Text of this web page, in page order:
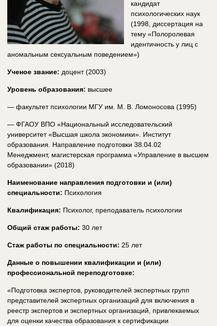
кандидат
психологических наук
(1998, диссертация на
тему «Полоролевая
идентичность у лиц с
аномальным сексуальным поведением»)
Ученое звание: доцент (2003)
Уровень образования: высшее
— факультет психологии МГУ им. М. В. Ломоносова (1995)
— ФГАОУ ВПО «Национальный исследовательский
университет «Высшая школа экономики». Институт
образования. Направление подготовки 38.04.02
Менеджмент, магистерская программа «Управление в высшем
образовании» (2018)
Наименование направления подготовки и (или)
специальности: Психология
Квалификация: Психолог, преподаватель психологии
Общий стаж работы: 30 лет
Стаж работы по специальности: 25 лет
Данные о повышении квалификации и (или)
профессиональной переподготовке:
«Подготовка экспертов, руководителей экспертных групп
представителей экспертных организаций для включения в
реестр экспертов и экспертных организаций, привлекаемых
для оценки качества образования к сертификации